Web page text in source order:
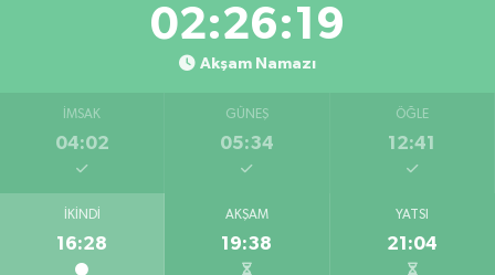
02:26:19
Akşam Namazı
İMSAK
04:02
GÜNEŞ
05:34
ÖĞLE
12:41
İKINDI
16:28
AKŞAM
19:38
YATSI
21:04